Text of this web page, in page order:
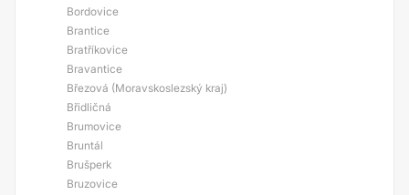
Bordovice
Brantice
Bratříkovice
Bravantice
Březová (Moravskoslezský kraj)
Břidličná
Brumovice
Bruntál
Brušperk
Bruzovice